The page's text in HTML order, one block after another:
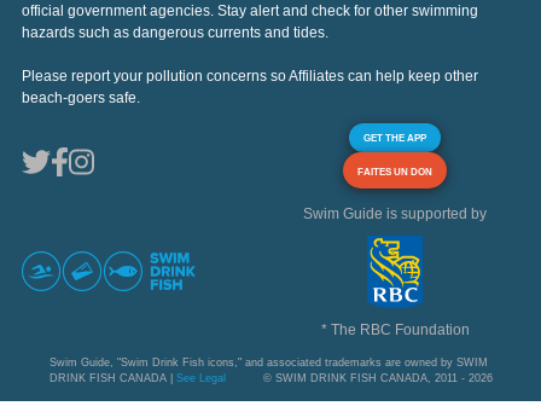
official government agencies. Stay alert and check for other swimming
hazards such as dangerous currents and tides.
Please report your pollution concerns so Affiliates can help keep other
beach-goers safe.
GET THE APP
FAITES UN DON
Swim Guide is supported by
* The RBC Foundation
Swim Guide, "Swim Drink Fish icons," and associated trademarks are owned by SWIM
DRINK FISH CANADA | See Legal © SWIM DRINK FISH CANADA, 2011 - 2026